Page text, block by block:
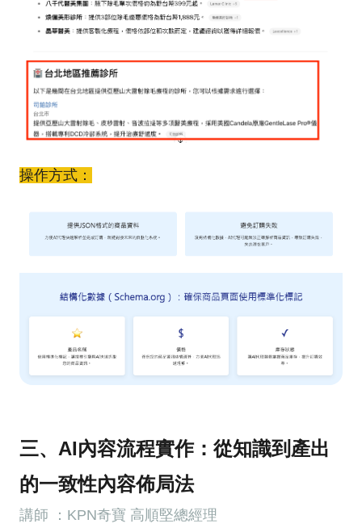
操作方式：
三、AI內容流程實作：從知識到產出
的一致性內容佈局法
講師 ：KPN奇寶 高順堅總經理